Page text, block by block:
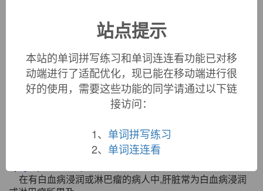
双语例句
1. The first antibody drug for cancer finally was approved
for patients in 1997 for non - Hodgkin's
来自英汉非文学 - 生命科学 - 生物技术制药疫苗
2. The liver is frequently involved by leukemic infiltration or
在有白血病浸润或淋巴瘤的病人中,肝脏常为白血病浸润
站点提示
本站的单词拼写练习和单词连连看功能已对移
动端进行了适配优化，现已能在移动端进行很
好的使用，需要这些功能的同学请通过以下链
接访问：
1、 单词拼写练习
2、 单词连连看